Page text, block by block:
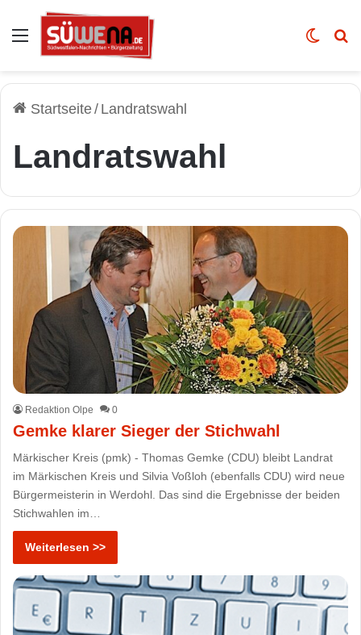
Auswahl Skin
Startseite/ Landratswahl
Landratswahl
Redaktion Olpe 0
Gemke klarer Sieger der Stichwahl
Märkischer Kreis (pmk) - Thomas Gemke (CDU) bleibt Landrat
im Märkischen Kreis und Silvia Voßloh (ebenfalls CDU) wird neue
Bürgermeisterin in Werdohl. Das sind die Ergebnisse der beiden
Stichwahlen im…
Weiterlesen >>